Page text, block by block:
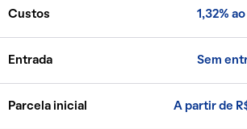
Custos 1,32%
Entrada Sem
Parcela inicial A partir de